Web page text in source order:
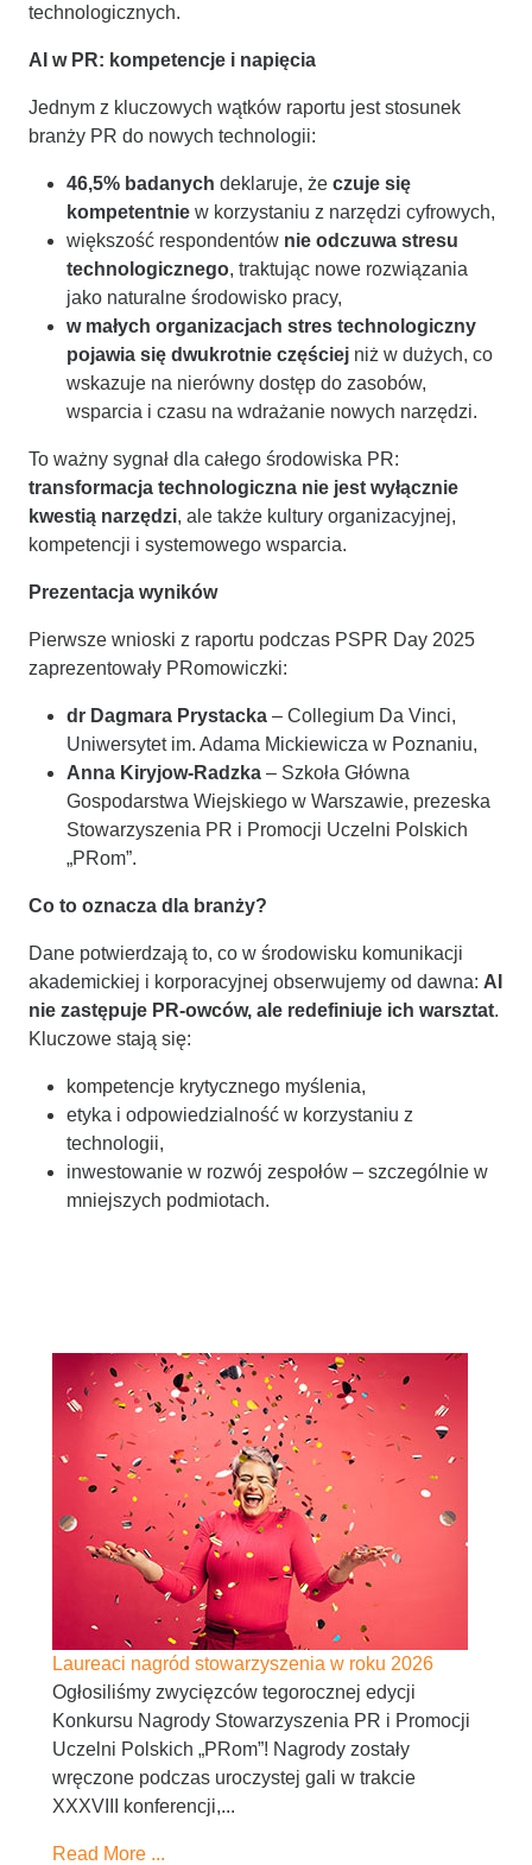
technologicznych.
AI w PR: kompetencje i napięcia
Jednym z kluczowych wątków raportu jest stosunek
branży PR do nowych technologii:
46,5% badanych deklaruje, że czuje się
kompetentnie w korzystaniu z narzędzi cyfrowych,
większość respondentów nie odczuwa stresu
technologicznego, traktując nowe rozwiązania
jako naturalne środowisko pracy,
w małych organizacjach stres technologiczny
pojawia się dwukrotnie częściej niż w dużych, co
wskazuje na nierówny dostęp do zasobów,
wsparcia i czasu na wdrażanie nowych narzędzi.
To ważny sygnał dla całego środowiska PR:
transformacja technologiczna nie jest wyłącznie
kwestią narzędzi, ale także kultury organizacyjnej,
kompetencji i systemowego wsparcia.
Prezentacja wyników
Pierwsze wnioski z raportu podczas PSPR Day 2025
zaprezentowały PRomowiczki:
dr Dagmara Prystacka – Collegium Da Vinci,
Uniwersytet im. Adama Mickiewicza w Poznaniu,
Anna Kiryjow-Radzka – Szkoła Główna
Gospodarstwa Wiejskiego w Warszawie, prezeska
Stowarzyszenia PR i Promocji Uczelni Polskich
„PRom”.
Co to oznacza dla branży?
Dane potwierdzają to, co w środowisku komunikacji
akademickiej i korporacyjnej obserwujemy od dawna: AI
nie zastępuje PR-owców, ale redefiniuje ich warsztat.
Kluczowe stają się:
kompetencje krytycznego myślenia,
etyka i odpowiedzialność w korzystaniu z
technologii,
inwestowanie w rozwój zespołów – szczególnie w
mniejszych podmiotach.
Laureaci nagród stowarzyszenia w roku 2026
Ogłosiliśmy zwycięzców tegorocznej edycji
Konkursu Nagrody Stowarzyszenia PR i Promocji
Uczelni Polskich „PRom”! Nagrody zostały
wręczone podczas uroczystej gali w trakcie
XXXVIII konferencji,...
Read More ...